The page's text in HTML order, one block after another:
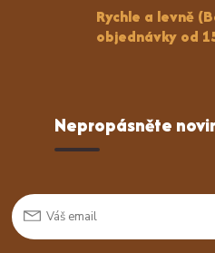
Rychle a levně
objednávky od
Nepropásněte